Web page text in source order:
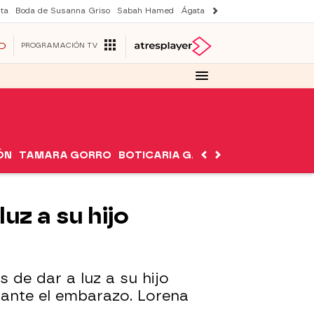
Boda de Susanna Griso Sabah Hamed Ágata y Lola
PROGRAMACIÓN TV
TAMARA GORRO BOTICARIA GARCÍA
a su hijo
de dar a luz a su hijo
el embarazo. Lorena